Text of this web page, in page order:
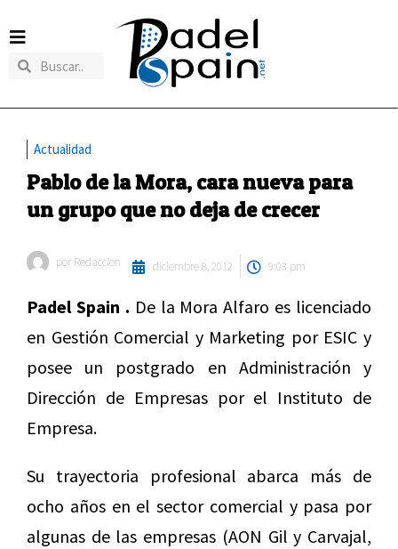
Actualidad
Pablo de la Mora, cara nueva para
un grupo que no deja de crecer
por Redaccion diciembre 8, 2012 9:03 pm
Padel Spain . De la Mora Alfaro es licenciado
en Gestión Comercial y Marketing por ESIC y
posee un postgrado en Administración y
Dirección de Empresas por el Instituto de
Empresa.
Su trayectoria profesional abarca más de
ocho años en el sector comercial y pasa por
algunas de las empresas (AON Gil y Carvajal,